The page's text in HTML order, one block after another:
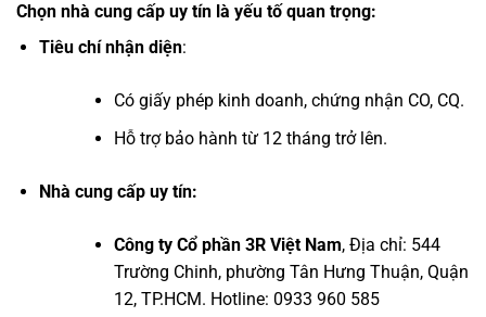
Chọn nhà cung cấp uy tín là yếu tố quan trọng:
Tiêu chí nhận diện:
Có giấy phép kinh doanh, chứng nhận CO, CQ.
Hỗ trợ bảo hành từ 12 tháng trở lên.
Nhà cung cấp uy tín:
Công ty Cổ phần 3R Việt Nam, Địa chỉ: 544
Trường Chinh, phường Tân Hưng Thuận, Quận
12, TP.HCM. Hotline: 0933 960 585